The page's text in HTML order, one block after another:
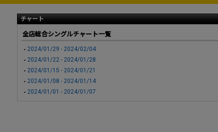
チャート
全店総合シングルチャート一覧
2024/01/29 - 2024/02/04
2024/01/22 - 2024/01/28
2024/01/15 - 2024/01/21
2024/01/08 - 2024/01/14
2024/01/01 - 2024/01/07